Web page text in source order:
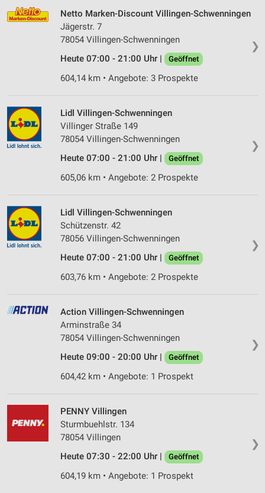
❯
Netto Marken-Discount Villingen-Schwenningen
Jägerstr. 7
78054 Villingen-Schwenningen
Heute 07:00 - 21:00 Uhr |
Geöffnet
604,14 km • Angebote: 3 Prospekte
❯
Lidl Villingen-Schwenningen
Villinger Straße 149
78054 Villingen-Schwenningen
Heute 07:00 - 21:00 Uhr |
Geöffnet
605,06 km • Angebote: 2 Prospekte
❯
Lidl Villingen-Schwenningen
Schützenstr. 42
78056 Villingen-Schwenningen
Heute 07:00 - 21:00 Uhr |
Geöffnet
603,76 km • Angebote: 2 Prospekte
❯
Action Villingen-Schwenningen
Arminstraße 34
78054 Villingen-Schwenningen
Heute 09:00 - 20:00 Uhr |
Geöffnet
604,42 km • Angebote: 1 Prospekt
❯
PENNY Villingen
Sturmbuehlstr. 134
78054 Villingen
Heute 07:30 - 22:00 Uhr |
Geöffnet
604,19 km • Angebote: 1 Prospekt